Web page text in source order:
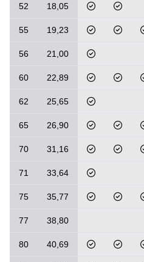
52 18,05
55 19,23
56 21,00
60 22,89
62 25,65
65 26,90
70 31,16
71 33,64
75 35,77
77 38,80
80 40,69